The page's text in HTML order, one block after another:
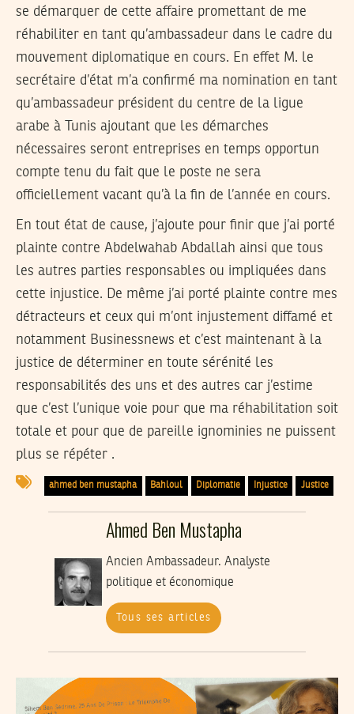
se démarquer de cette affaire promettant de me
réhabiliter en tant qu’ambassadeur dans le cadre du
mouvement diplomatique en cours. En effet M. le
secrétaire d’état m’a confirmé ma nomination en tant
qu’ambassadeur président du centre de la ligue
arabe à Tunis ajoutant que les démarches
nécessaires seront entreprises en temps opportun
compte tenu du fait que le poste ne sera
officiellement vacant qu’à la fin de l’année en cours.
En tout état de cause, j’ajoute pour finir que j’ai porté
plainte contre Abdelwahab Abdallah ainsi que tous
les autres parties responsables ou impliquées dans
cette injustice. De même j’ai porté plainte contre mes
détracteurs et ceux qui m’ont injustement diffamé et
notamment Businessnews et c’est maintenant à la
justice de déterminer en toute sérénité les
responsabilités des uns et des autres car j’estime
que c’est l’unique voie pour que ma réhabilitation soit
totale et pour que de pareille ignominies ne puissent
plus se répéter .
ahmed ben mustapha Bahloul Diplomatie Injustice Justice
Ahmed Ben Mustapha
Ancien Ambassadeur. Analyste
politique et économique
Tous ses articles